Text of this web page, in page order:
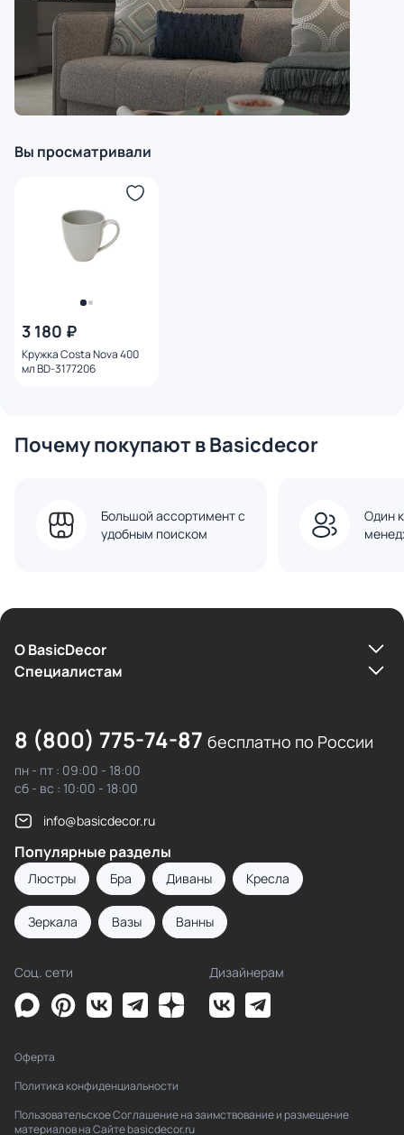
Вы просматривали
3 180 ₽
Кружка Costa Nova 400
мл BD-3177206
Почему покупают в Basicdecor
Большой ассортимент с
удобным поиском
Один
О BasicDecor
Cпециалистам
8 (800) 775-74-87 бесплатно по России
пн - пт : 09:00 - 18:00
сб - вс : 10:00 - 18:00
info@basicdecor.ru
Популярные разделы
Люстры Бра Диваны Кресла
Зеркала Вазы Ванны
Соц. сети Дизайнерам
Оферта
Политика конфиденциальности
Пользовательское Соглашение на заимствование и размещение
материалов на Сайте basicdecor.ru